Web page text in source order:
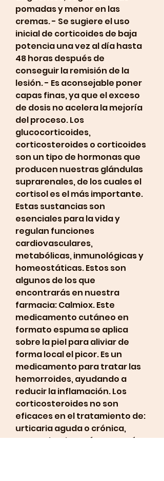
pomadas y menor en las
cremas. - Se sugiere el uso
inicial de corticoides de baja
potencia una vez al día hasta
48 horas después de
conseguir la remisión de la
lesión. - Es aconsejable poner
capas finas, ya que el exceso
de dosis no acelera la mejoría
del proceso. Los
glucocorticoides,
corticosteroides o corticoides
son un tipo de hormonas que
producen nuestras glándulas
suprarenales, de los cuales el
cortisol es el más importante.
Estas sustancias son
esenciales para la vida y
regulan funciones
cardiovasculares,
metabólicas, inmunológicas y
homeostáticas. Estos son
algunos de los que
encontrarás en nuestra
farmacia: Calmiox. Este
medicamento cutáneo en
formato espuma se aplica
sobre la piel para aliviar de
forma local el picor. Es un
medicamento para tratar las
hemorroides, ayudando a
reducir la inflamación. Los
corticosteroides no son
eficaces en el tratamiento de:
urticaria aguda o crónica,
mastocitosis cutánea, acné